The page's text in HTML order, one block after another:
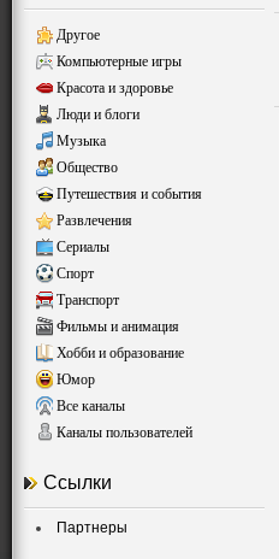
Другое
Компьютерные игры
Красота и здоровье
Люди и блоги
Музыка
Общество
Путешествия и события
Развлечения
Сериалы
Спорт
Транспорт
Фильмы и анимация
Хобби и образование
Юмор
Все каналы
Каналы пользователей
Ссылки
Партнеры